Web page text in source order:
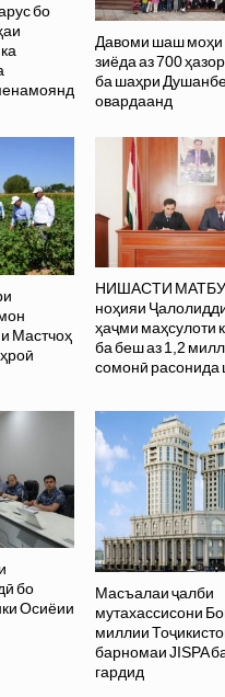
бо
Давоми шаш моҳи
зиёда аз 700
ба шаҳри
овардаанд
Мастчоҳ
НИШАСТИ
ноҳияи
ҳаҷми маҳсулоти
ба беш аз 1,2
сомонӣ расонида
бо
Осиёии
Масъалаи ҷалби
мутахассисони
миллии
барномаи JISPA
гардид